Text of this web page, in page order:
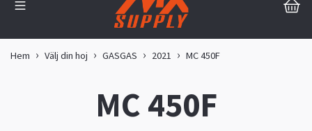
Hem Välj din hoj GASGAS 2021 MC 450F
MC 450F